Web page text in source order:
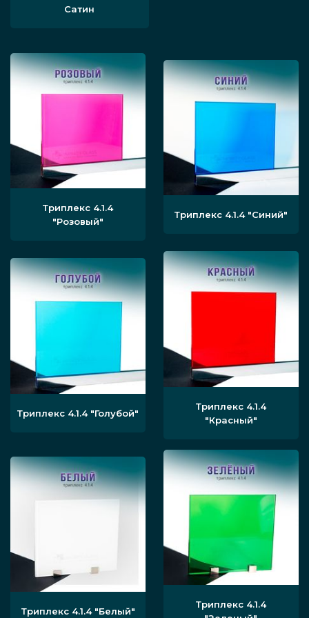
чтобы оно пропускало, но рассеивало
видно, что происходит в нише.
Альтернативно его делают полностью
прозрачным или тонированным.
Этапы установки
конструкции
предназначенное для ниши,
доставляется на локацию. Душевая
размечается для дальнейшего
монтажа перегородки с учётом
расположения душа, сантехники. Если
есть проблемы, они устраняются, если
присутствуют неровности —
отверстия, в которые устанавливаются
крепления для стеклянных листов
перегородки или профилей. После
полотно, плотно фиксируется.
В душевой устанавливаются
дополнительные элементы, как
Сатин
Триплекс 4.1.4
"Розовый"
Триплекс 4.1.4"Синий"
Триплекс 4.1.4"Голубой"
Триплекс 4.1.4
"Красный"
Триплекс 4.1.4"Белый"
Триплекс 4.1.4